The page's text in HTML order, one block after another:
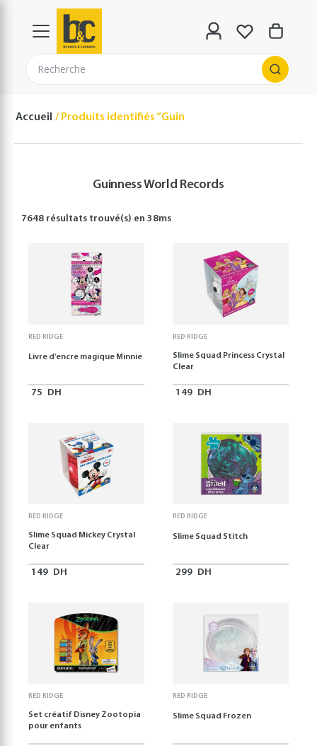
Recherche
Accueil Produits identifiés “Guinness World Records”
Guinness World Records
7648 résultats trouvé(s) en38ms
RED RIDGE
Livre d'encre magique Minnie
75 DH
RED RIDGE
Slime Squad Princess Crystal
Clear
149 DH
RED RIDGE
Slime Squad Mickey Crystal
Clear
149 DH
RED RIDGE
Slime Squad Stitch
299 DH
RED RIDGE
Set créatif Disney Zootopia
pour enfants
RED RIDGE
Slime Squad Frozen